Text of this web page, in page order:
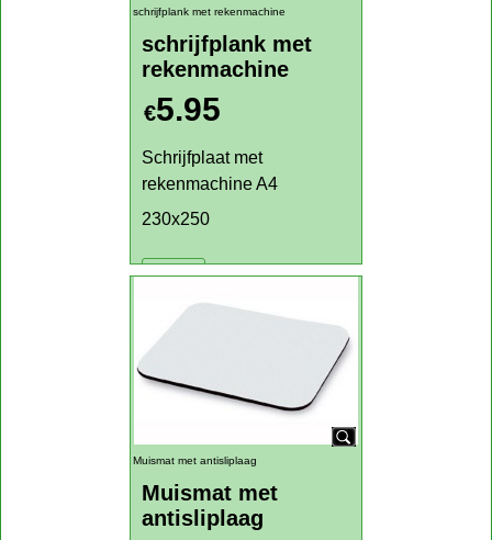
schrijfplank met rekenmachine
schrijfplank met
rekenmachine
Schrijfplaat met
Klik hier